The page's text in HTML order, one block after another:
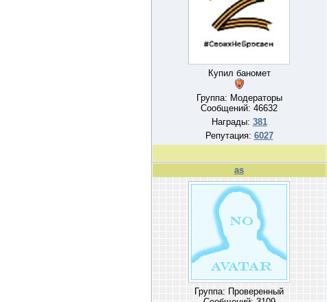
Купил баномет
Группа: Модераторы
Сообщений: 46632
Награды: 381
Репутация: 6027
as
Группа: Проверенный